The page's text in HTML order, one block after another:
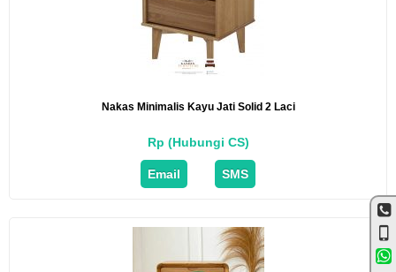
Nakas Minimalis Kayu Jati Solid 2 Laci
Rp (Hubungi CS)
Email SMS